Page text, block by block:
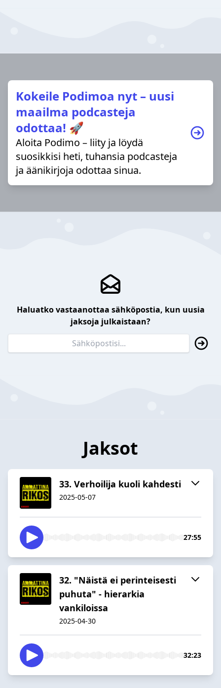
Kokeile Podimoa nyt – uusi
maailma podcasteja
odottaa! 🚀
Aloita Podimo – liity ja löydä
suosikkisi heti, tuhansia podcasteja
ja äänikirjoja odottaa sinua.
Haluatko vastaanottaa sähköpostia, kun uusia
jaksoja julkaistaan?
Jaksot
33. Verhoilija kuoli kahdesti
2025-05-07
27:55
32. "Näistä ei perinteisesti
puhuta" - hierarkia
vankiloissa
2025-04-30
32:23